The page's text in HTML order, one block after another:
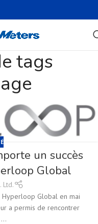
tags
un succès
Global
Ltd.
Global en mai
a permis de rencontrer